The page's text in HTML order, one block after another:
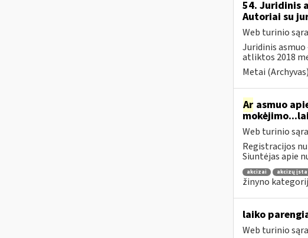
54. Juridinis
Autoriai su
Web turinio
Juridinis
atliktos 2018
Metai
Arasmuo
Web turinio
Registracijos
Siuntėjas apie
akcizai akcizų
žinyno
laiko
Web turinio